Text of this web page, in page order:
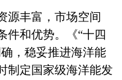
丰富，市场空间
件和优势。《“十四
，稳妥推进海洋能
制定国家级海洋能发